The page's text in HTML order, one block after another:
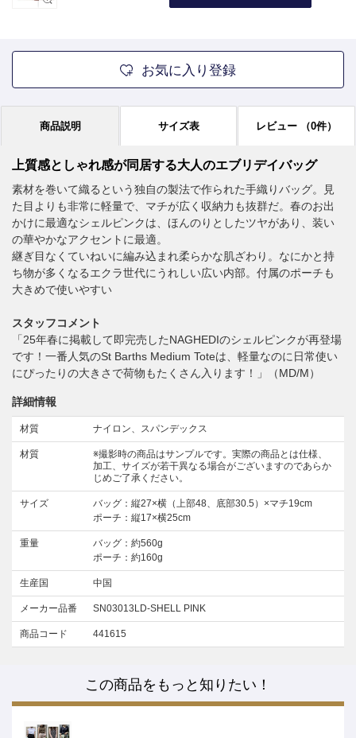
お気に入り登録
商品説明 サイズ表 レビュー （0件）
上質感としゃれ感が同居する大人のエブリデイバッグ
素材を巻いて織るという独自の製法で作られた手織りバッグ。見
た目よりも非常に軽量で、マチが広く収納力も抜群だ。春のお出
かけに最適なシェルピンクは、ほんのりとしたツヤがあり、装い
の華やかなアクセントに最適。
継ぎ目なくていねいに編み込まれ柔らかな肌ざわり。なにかと持
ち物が多くなるエクラ世代にうれしい広い内部。付属のポーチも
大きめで使いやすい
スタッフコメント
「25年春に掲載して即完売したNAGHEDIのシェルピンクが再登場
です！一番人気のSt Barths Medium Toteは、軽量なのに日常使い
にぴったりの大きさで荷物もたくさん入ります！」（MD/M）
詳細情報
材質 ナイロン、スパンデックス
材質
※撮影時の商品はサンプルです。実際の商品とは仕様、
加工、サイズが若干異なる場合がございますのであらか
じめご了承ください。
サイズ
バッグ：縦27×横（上部48、底部30.5）×マチ19cm
ポーチ：縦17×横25cm
重量
バッグ：約560g
ポーチ：約160g
生産国 中国
メーカー品番 SN03013LD-SHELL PINK
商品コード 441615
この商品をもっと知りたい！